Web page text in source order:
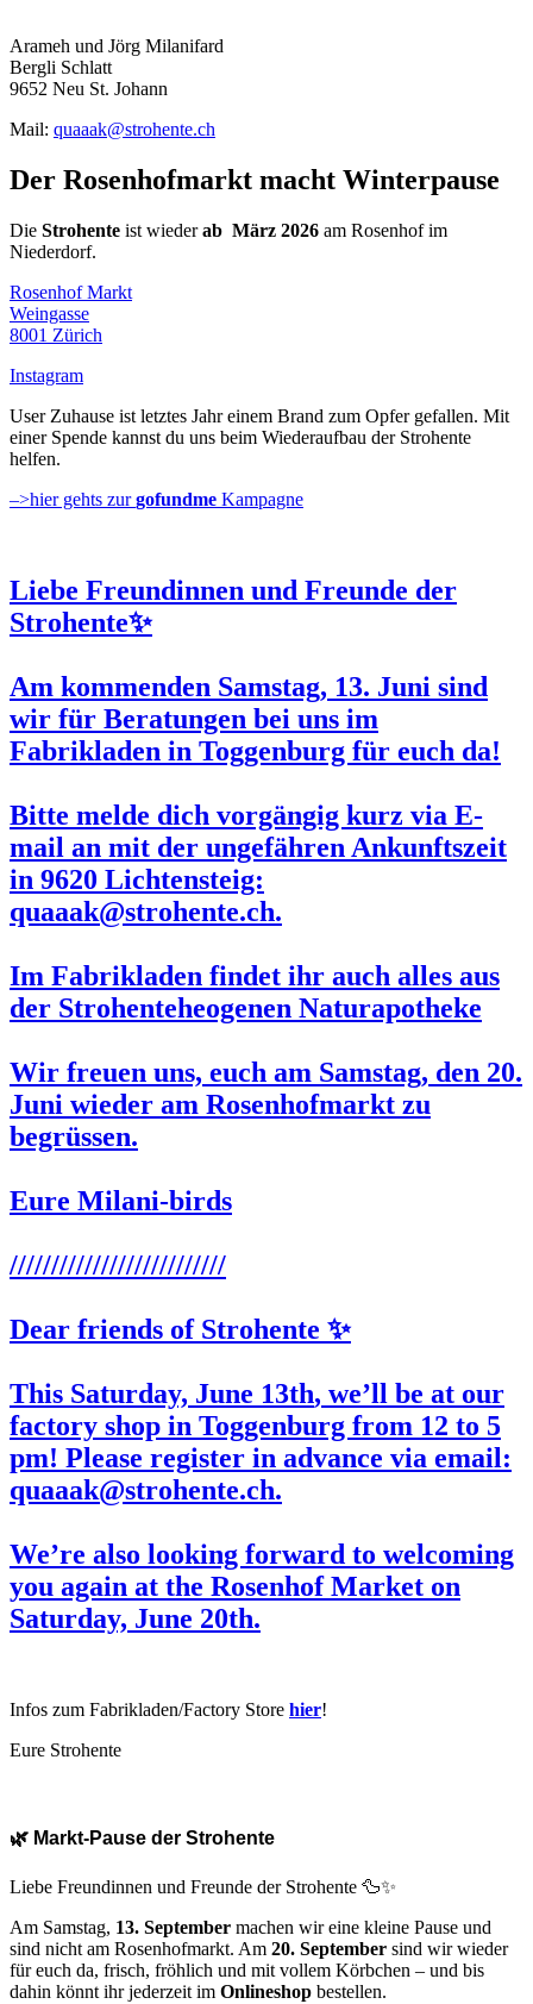
Arameh und Jörg Milanifard
Bergli Schlatt
9652 Neu St. Johann
Mail: quaaak@strohente.ch
Der Rosenhofmarkt macht Winterpause
Die Strohente ist wiederab März 2026 am Rosenhof im
Niederdorf.
Rosenhof Markt
Weingasse
8001 Zürich
Instagram
User Zuhause ist letztes Jahr einem Brand zum Opfer gefallen. Mit
einer Spende kannst du uns beim Wiederaufbau der Strohente
helfen.
–>hier gehts zurgofundme Kampagne
Liebe Freundinnen und Freunde der
Strohente✨
Am kommenden Samstag, 13. Juni sind
wir für Beratungen bei uns im
Fabrikladen in Toggenburg für euch da!
Bitte melde dich vorgängig kurz via E-
mail an mit der ungefähren Ankunftszeit
in 9620 Lichtensteig:
quaaak@strohente.ch.
Im Fabrikladen findet ihr auch alles aus
der Strohenteheogenen Naturapotheke
Wir freuen uns, euch am Samstag, den 20.
Juni wieder am Rosenhofmarkt zu
begrüssen.
Eure Milani-birds
//////////////////////////
Dear friends of Strohente ✨
This Saturday, June 13th, we’ll be at our
factory shop in Toggenburg from 12 to 5
pm! Please register in advance via email:
quaaak@strohente.ch.
We’re also looking forward to welcoming
you again at the RosenhofMarket on
Saturday, June 20th.
Infos zum Fabrikladen/Factory Store hier!
Eure Strohente
🌿 Markt-Pause der Strohente
Liebe Freundinnen und Freunde der Strohente 🦆✨
Am Samstag, 13. September machen wir eine kleine Pause und
sind nicht am Rosenhofmarkt. Am 20. September sind wir wieder
für euch da, frisch, fröhlich und mit vollem Körbchen – und bis
dahin könnt ihr jederzeit im Onlineshop bestellen.